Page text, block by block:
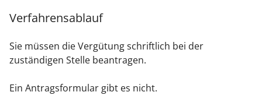
Verfahrensablauf
Sie müssen die Vergütung schriftlich bei der
zuständigen Stelle beantragen.
Ein Antragsformular gibt es nicht.